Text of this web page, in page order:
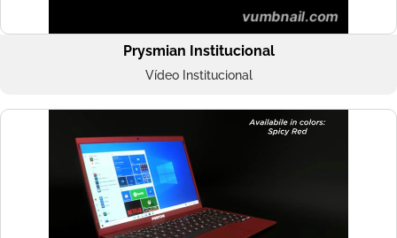
Prysmian Institucional
Vídeo Institucional